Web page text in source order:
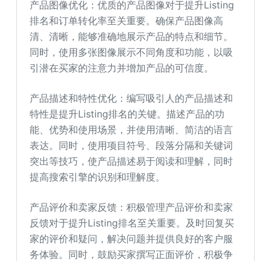
产品图像优化：优质的产品图像对于提升Listing
排名和订单转化率至关重要。确保产品图像高
清、清晰，能够准确地展示产品的特点和细节。
同时，使用多张图像展示不同角度和功能，以吸
引潜在买家的注意力并增加产品的可信度。
产品描述和特性优化：编写吸引人的产品描述和
特性是提升Listing排名的关键。描述产品的功
能、优势和使用场景，并使用清晰、简洁的语言
表达。同时，使用项目符号、段落分隔和关键词
突出等技巧，使产品描述易于阅读和理解，同时
提高搜索引擎的识别和理解度。
产品评价和卖家反馈：积极管理产品评价和卖家
反馈对于提升Listing排名至关重要。及时回复买
家的评价和疑问，解决问题并提供良好的客户服
务体验。同时，鼓励买家撰写正面评价，积极争